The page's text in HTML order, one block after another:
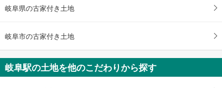
岐阜県の古家付き土地
岐阜市の古家付き土地
岐阜駅の土地を他のこだわりから探す